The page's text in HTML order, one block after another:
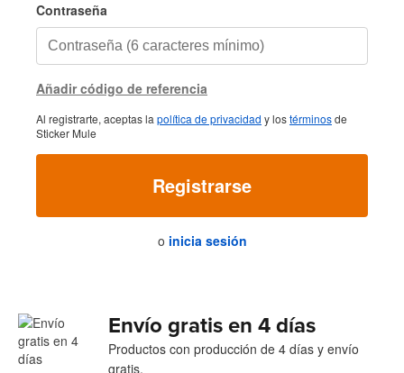
Contraseña
Añadir código de referencia
Al registrarte, aceptas la política de privacidad y lostérminosde
Sticker Mule
Registrarse
o inicia sesión
Envío gratis en 4 días
Productos con producción de 4 días y envío
gratis.